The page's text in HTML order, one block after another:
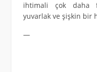
ihtimali çok daha
yuvarlak ve şişkin bir
—